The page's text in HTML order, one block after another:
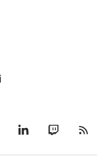
Telegram
su TikTok
Seguici su
Seguici